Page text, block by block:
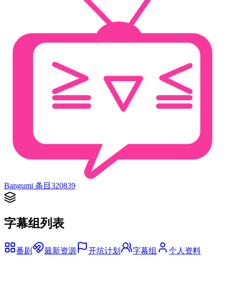
Bangumi 条目 320839
字幕组列表
番剧 最新资源 开坑计划 字幕组 个人资料